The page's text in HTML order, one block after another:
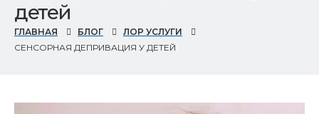
детей
ГЛАВНАЯ БЛОГ
ЛОР УСЛУГИ
СЕНСОРНАЯ ДЕПРИВАЦИЯ У ДЕТЕЙ